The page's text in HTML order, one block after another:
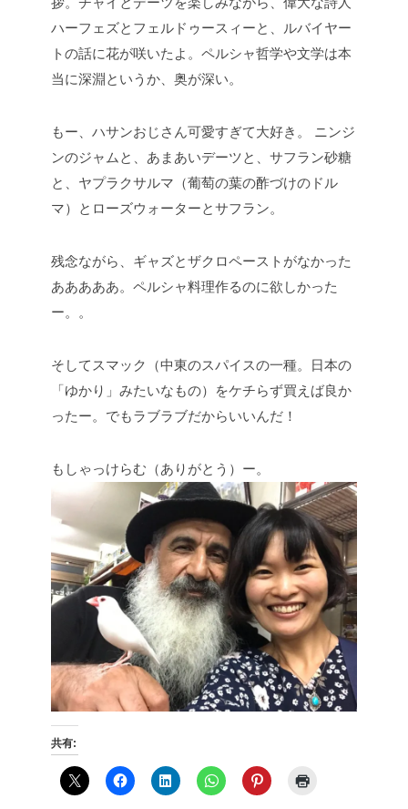
ハーフェズとフェルドゥースィーと、ルバイヤー
トの話に花が咲いたよ。ペルシャ哲学や文学は本
当に深淵というか、奥が深い。
もー、ハサンおじさん可愛すぎて大好き。
ニンジ
ンのジャムと、あまあいデーツと、サフラン砂糖
と、ヤプラクサルマ（葡萄の葉の酢づけのドル
マ）とローズウォーターとサフラン。
残念ながら、ギャズとザクロペーストがなかった
あああああ。ペルシャ料理作るのに欲しかった
ー。。
そしてスマック（中東のスパイスの一種。日本の
「ゆかり」みたいなもの）をケチらず買えば良か
ったー。でもラブラブだからいいんだ！
もしゃっけらむ（ありがとう）ー。
共有: